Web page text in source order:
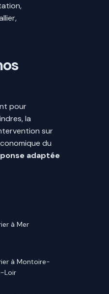
pour
la
sur
du
adaptée
à Mer
à Montoire-
Loir